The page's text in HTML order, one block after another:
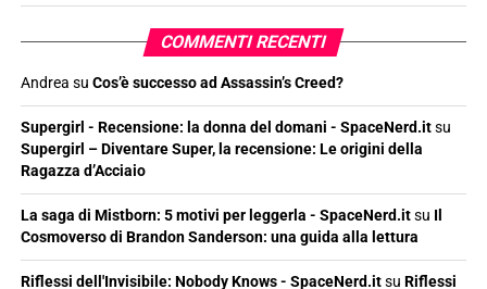
COMMENTI RECENTI
Andrea su Cos’è successo ad Assassin’s Creed?
Supergirl - Recensione: la donna del domani - SpaceNerd.itsu
Supergirl – Diventare Super, la recensione: Le origini della
Ragazza d’Acciaio
La saga di Mistborn: 5 motivi per leggerla - SpaceNerd.itsu Il
Cosmoverso di Brandon Sanderson: una guida alla lettura
Riflessi dell'Invisibile: Nobody Knows - SpaceNerd.itsu Riflessi